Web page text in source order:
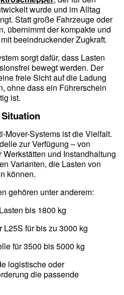
wurde und im Alltag
Statt große Fahrzeuge oder
übernimmt der kompakte und
beeindruckender Zugkraft.
sorgt dafür, dass Lasten
bewegt werden. Der
freie Sicht auf die Ladung
ohne dass ein Führerschein
ist.
Mover-Systems ist die Vielfalt.
zur Verfügung – von
und Instandhaltung
Varianten, die Lasten von
können.
gehören unter anderem:
bis 1800 kg
L25S für bis zu 3000 kg
für 3500 bis 5000 kg
logistische oder
die passende